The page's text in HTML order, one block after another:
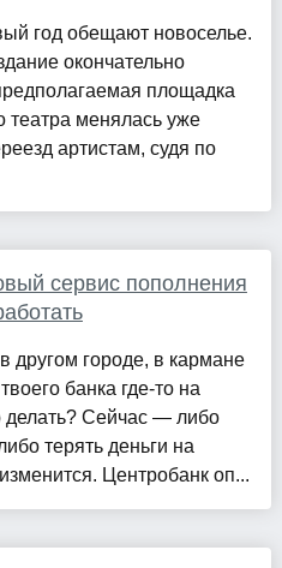
год обещают новоселье.
окончательно
площадка
театра менялась уже
артистам, судя по
сервис пополнения
другом городе, в кармане
банка где-то на
делать? Сейчас — либо
терять деньги на
Центробанк оп...